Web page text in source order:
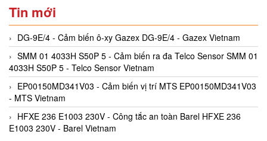
Tin mới
DG-9E/4 - Cảm biến ô-xy Gazex DG-9E/4 - Gazex Vietnam
SMM 01 4033H S50P 5 - Cảm biến ra đa Telco Sensor SMM 01
4033H S50P 5 - Telco Sensor Vietnam
EP00150MD341V03 - Cảm biến vị trí MTS EP00150MD341V03
- MTS Vietnam
HFXE 236 E1003 230V - Công tắc an toàn Barel HFXE 236
E1003 230V - Barel Vietnam